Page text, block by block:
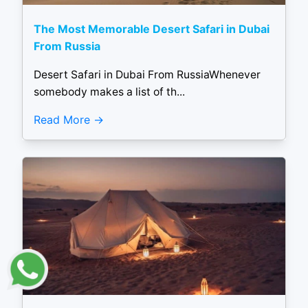
The Most Memorable Desert Safari in Dubai
From Russia
Desert Safari in Dubai From RussiaWhenever
somebody makes a list of th...
Read More